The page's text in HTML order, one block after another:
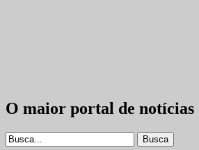
O maior portal de notícias